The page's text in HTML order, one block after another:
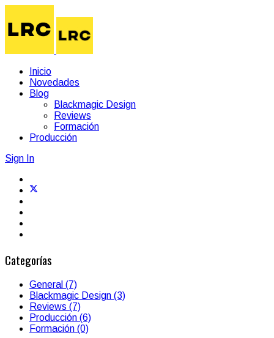
Inicio
Novedades
Blog
Blackmagic Design
Reviews
Formación
Producción
Sign In
Categorías
General (7)
Blackmagic Design (3)
Reviews (7)
Producción (6)
Formación (0)